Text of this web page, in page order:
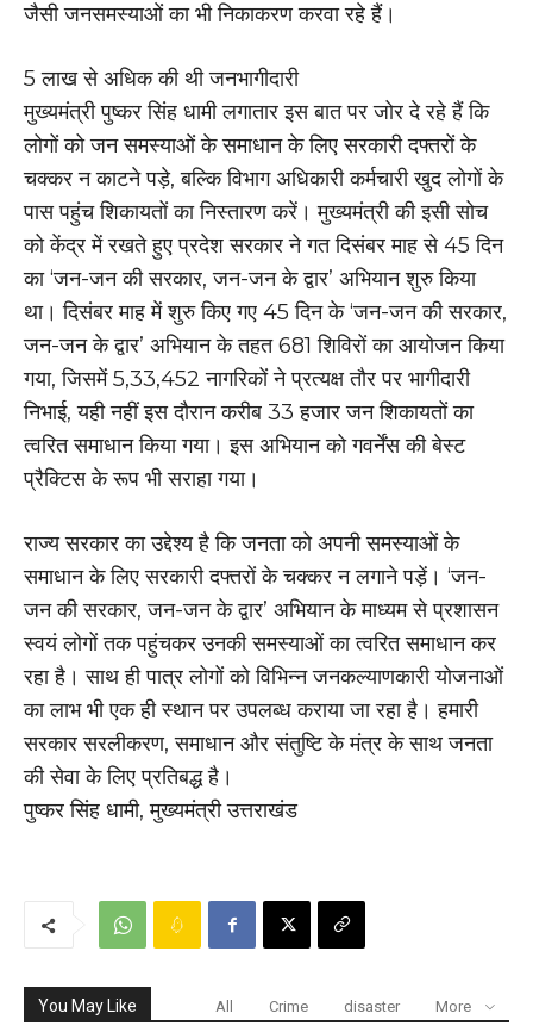
जैसी जनसमस्याओं का भी निकाकरण करवा रहे हैं।
5 लाख से अधिक की थी जनभागीदारी
मुख्यमंत्री पुष्कर सिंह धामी लगातार इस बात पर जोर दे रहे हैं कि
लोगों को जन समस्याओं के समाधान के लिए सरकारी दफ्तरों के
चक्कर न काटने पड़े, बल्कि विभाग अधिकारी कर्मचारी खुद लोगों के
पास पहुंच शिकायतों का निस्तारण करें। मुख्यमंत्री की इसी सोच
को केंद्र में रखते हुए प्रदेश सरकार ने गत दिसंबर माह से 45 दिन
का ‘जन-जन की सरकार, जन-जन के द्वार’ अभियान शुरु किया
था। दिसंबर माह में शुरु किए गए 45 दिन के ‘जन-जन की सरकार,
जन-जन के द्वार’ अभियान के तहत 681 शिविरों का आयोजन किया
गया, जिसमें 5,33,452 नागरिकों ने प्रत्यक्ष तौर पर भागीदारी
निभाई, यही नहीं इस दौरान करीब 33 हजार जन शिकायतों का
त्वरित समाधान किया गया। इस अभियान को गवर्नेंस की बेस्ट
प्रैक्टिस के रूप भी सराहा गया।
राज्य सरकार का उद्देश्य है कि जनता को अपनी समस्याओं के
समाधान के लिए सरकारी दफ्तरों के चक्कर न लगाने पड़ें। ‘जन-
जन की सरकार, जन-जन के द्वार’ अभियान के माध्यम से प्रशासन
स्वयं लोगों तक पहुंचकर उनकी समस्याओं का त्वरित समाधान कर
रहा है। साथ ही पात्र लोगों को विभिन्न जनकल्याणकारी योजनाओं
का लाभ भी एक ही स्थान पर उपलब्ध कराया जा रहा है। हमारी
सरकार सरलीकरण, समाधान और संतुष्टि के मंत्र के साथ जनता
की सेवा के लिए प्रतिबद्ध है।
पुष्कर सिंह धामी, मुख्यमंत्री उत्तराखंड
You May Like All Crime disaster More